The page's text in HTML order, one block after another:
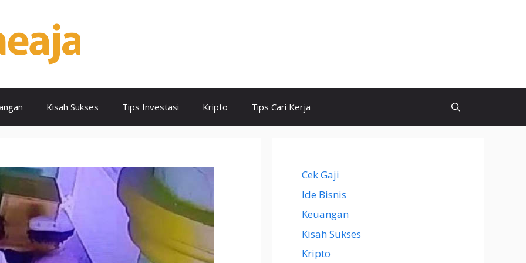
Kisah Sukses Tips Investasi Kripto Tips Cari Kerja
Cek Gaji
Ide Bisnis
Keuangan
Kisah Sukses
Kripto